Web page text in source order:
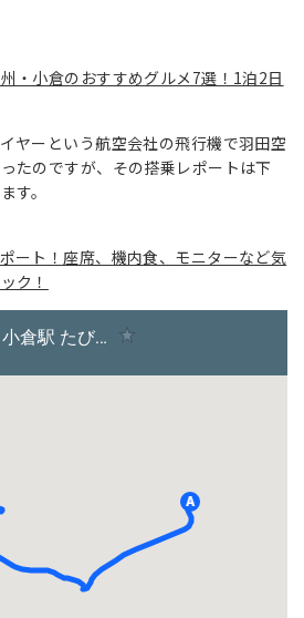
・小倉のおすすめグルメ7選！1泊2日
ヤーという航空会社の飛行機で羽田空
たのですが、その搭乗レポートは下
す。
ート！座席、機内食、モニターなど気
ク！